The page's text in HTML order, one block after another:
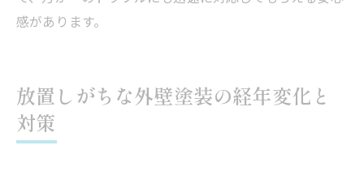
感があります。
放置しがちな外壁塗装の経年変化と
対策